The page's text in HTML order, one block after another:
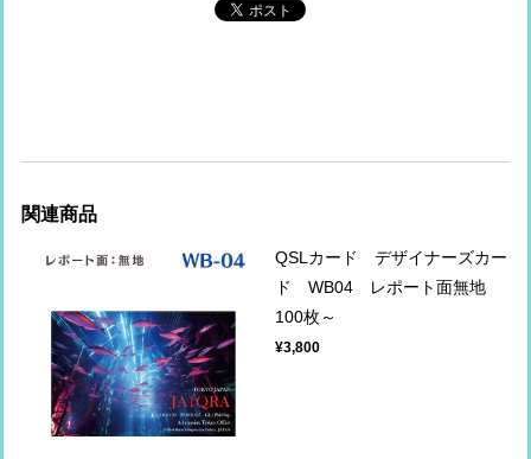
関連商品
QSLカード デザイナーズカー
ド WB04 レポート面無地
100枚～
¥3,800